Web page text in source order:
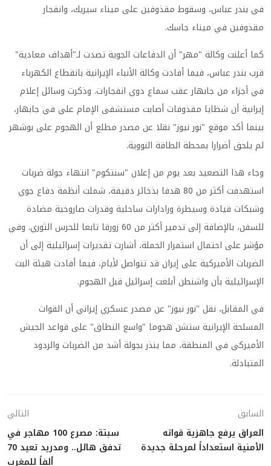
في بندر عباس، وسقوط مقذوفين على ميناء سيريك، وانفجار
مقذوفين في ميناء جاسك.
كما أعلنت وكالة "مهر" أن الدفاعات الجوية تصدت لـ"أهداف معادية"
قرب بندر عباس، فيما أفادت وكالة الأنباء الإيرانية بانقطاع الكهرباء
في أجزاء من جابهار عقب سماع دوي انفجارات. وذكرت وسائل إعلام
إيرانية أن شظايا مقذوفات أصابت مستشفى الإمام علي في جابهار،
بينما أكد موقع "نور نيوز" نقلا عن مصدر مطلع أن الهجوم على بوشهر
لم يلحق أضرارا بمحطة الطاقة النووية.
وجاء هذا التصعيد بعد يوم من إعلان "سنتكوم" انتهاء جولة ضربات
استهدفت أكثر من 80 هدفا بذخائر دقيقة، شملت أنظمة دفاع جوي
وشبكات قيادة وسيطرة ورادارات ساحلية وقدرات صاروخية مضادة
للسفن، بالإضافة إلى تدمير أكثر من 60 زورقا تابعا للحرس الثوري. وفي
مؤشر على احتمال استمرار الحملة، أشارت تقديرات إسرائيلية إلى أن
الضربات الأميركية على إيران قد تتواصل لأيام، فيما أفادت هيئة البث
الإسرائيلية بأن واشنطن أبلغت إسرائيل قبل الهجوم.
في المقابل، نقل "نور نيوز" عن مصدر عسكري إيراني أن القوات
المسلحة الإيرانية ستشن هجوما "واسع النطاق" على قواعد الجيش
الأميركي في المنطقة، مما ينذر بجولة أشد من الضربات والردود
المتبادلة.
السابق
العراق يرفع جاهزية قواته
الأمنية استعداداً لمرحلة جديدة
التالي
سبتة: مصرع 100 مهاجر في
تدفق هائل.. ومدريد تعيد 70
ألفاً للمغرب